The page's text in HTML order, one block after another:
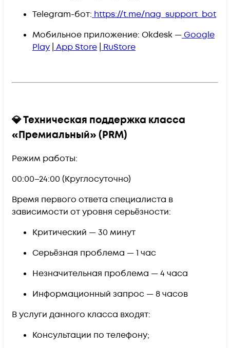
Telegram-бот: https://t.me/nag_support_bot
Мобильное приложение: Okdesk —Google
Play App Store RuStore
💎 Техническая поддержка класса
«Премиальный» (PRM)
Режим работы:
00:00–24:00 (Круглосуточно)
Время первого ответа специалиста в
зависимости от уровня серьёзности:
Критический —30 минут
Серьёзная проблема —1 час
Незначительная проблема —4 часа
Информационный запрос —8 часов
В услуги данного класса входят:
Консультации по телефону;